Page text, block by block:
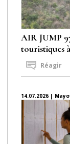
AIR JUMP
touristiques
Réagir
14.07.2026 |